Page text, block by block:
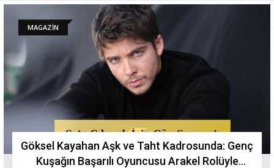
MAGAZİN
Göksel Kayahan Aşk ve Taht Kadrosunda: Genç
Kuşağın Başarılı Oyuncusu Arakel Rolüyle